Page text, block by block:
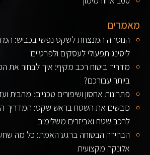
מאמרים
הנוסחה המנצחת לשקט נפשי בכביש:
ליסינג תפעולי לעסקים ולפרטיים
מדריך ביטוח רכב מקיף: איך לבחור את
ביותר עבורכם?
פתרונות אחסון ושיפורים טכניים: מהבית
כובשים את השטח בראש שקט: המדריך
לרכב שטח ואביזרים משלימים
הבחירה הבטוחה ברגע האמת: כל מה
אלונקה מקצועית